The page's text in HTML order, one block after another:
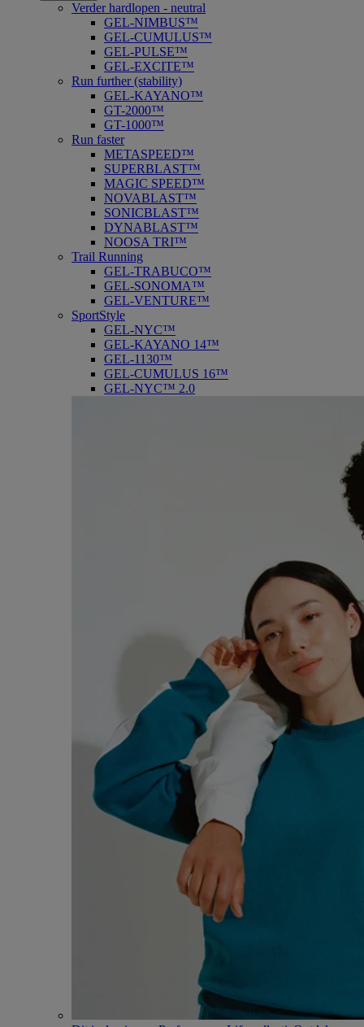
Verder hardlopen - neutral
GEL-NIMBUS™
GEL-CUMULUS™
GEL-PULSE™
GEL-EXCITE™
Run further (stability)
GEL-KAYANO™
GT-2000™
GT-1000™
Run faster
METASPEED™
SUPERBLAST™
MAGIC SPEED™
NOVABLAST™
SONICBLAST™
DYNABLAST™
NOOSA TRI™
Trail Running
GEL-TRABUCO™
GEL-SONOMA™
GEL-VENTURE™
SportStyle
GEL-NYC™
GEL-KAYANO 14™
GEL-1130™
GEL-CUMULUS 16™
GEL-NYC™ 2.0